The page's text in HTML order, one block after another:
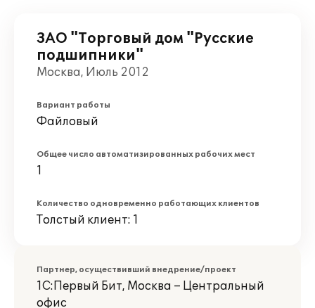
ЗАО "Торговый дом "Русские
подшипники"
Москва, Июль 2012
Вариант работы
Файловый
Общее число автоматизированных рабочих мест
1
Количество одновременно работающих клиентов
Толстый клиент: 1
Партнер, осуществивший внедрение/проект
1С:Первый Бит, Москва – Центральный
офис